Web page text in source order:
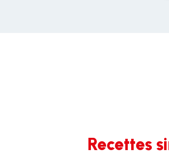
Recettes